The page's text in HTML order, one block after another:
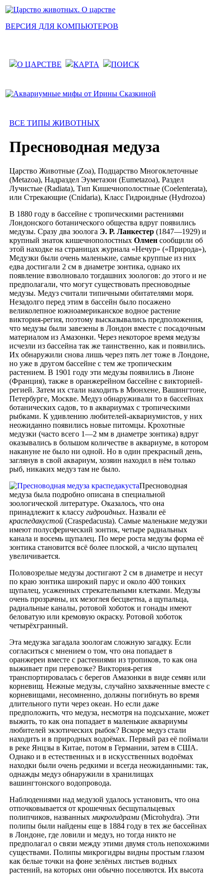
ВЕРСИЯ ДЛЯ КОМПЬЮТЕРОВ
О ЦАРСТВЕ КАРТА ПОИСК
ВСЕ ТИПЫ ЖИВОТНЫХ
Пресноводная медуза
Царство Животные (Zoa), Подцарство Многоклеточные
(Metazoa), Надраздел Эуметазои (Eumetazoa), Раздел
Лучистые (Radiata), Тип Кишечнополостные (Coelenterata),
или Стрекающие (Cnidaria), Класс Гидроидные (Hydrozoa)
В 1880 году в бассейне с тропическими растениями
Лондонского ботанического общества вдруг появились
медузы. Сразу два зоолога Э. Р. Ланкестер (1847—1929) и
крупный знаток кишечнополостных Олмен сообщили об
этой находке на страницах журнала «Нечур» («Природа»),
Медузки были очень маленькие, самые круппые из них
едва достигали 2 см в диаметре зонтика, однако их
появление взволновало тогдашних зоологов: до этого и не
предполагали, что могут существовать пресноводные
медузы. Медуз считали типичными обитателями моря.
Незадолго перед этим в бассейн было посажено
великолепное южноамериканское водное растение
виктория-регия, поэтому высказывались предположения,
что медузы были завезены в Лондон вместе с посадочным
материалом из Амазонки. Через некоторое время медузы
исчезли из бассейна так же таинственно, как и появились.
Их обнаружили снова лишь через пять лет тоже в Лондоне,
но уже в другом бассейне с тем же тропическим
растением. В 1901 году эти медузы появились в Лионе
(Франция), также в оранжерейном бассейне с викторией-
регией. Затем их стали находить в Мюнхене, Вашингтоне,
Петербурге, Москве. Медуз обнаруживали то в бассейнах
ботанических садов, то в аквариумах с тропическими
рыбками. К удивлению любителей-аквариумистов, у них
неожиданно появились новые питомцы. Крохотные
медузки (часто всего 1—2 мм в диаметре зонтика) вдруг
оказывались в большом количестве в аквариуме, в котором
накануне не было ни одной. Но в один прекрасный день,
заглянув в свой аквариум, хозяин находил в нём только
рыб, никаких медуз там не было.
Пресноводная
медуза была подробно описана в специальной
зоологической литературе. Оказалось, что она
принадлежит к классу гидроидных. Назвали её
краспедакустой (Craspedacusta). Самые маленькие медузки
имеют полусферический зонтик, четыре радиальных
канала и восемь щупалец. По мере роста медузы форма её
зонтика становится всё более плоской, а число щупалец
увеличивается.
Половозрелые медузы достигают 2 см в диаметре и несут
по краю зонтика широкий парус и около 400 тонких
щупалец, усаженных стрекательными клетками. Медузы
очень прозрачны, их мезоглея бесцветна, а щупальца,
радиальные каналы, ротовой хоботок и гонады имеют
беловатую или кремовую окраску. Ротовой хоботок
четырёхгранный.
Эта медузка загадала зоологам сложную загадку. Если
согласиться с мнением о том, что она попадает в
оранжереи вместе с растениями из тропиков, то как она
выживает при перевозке? Виктория-регия
транспортировалась с берегов Амазонки в виде семян или
корневищ. Нежные медузы, случайно захваченные вместе с
корневищами, несомненно, должны погибнуть во время
длительного пути через океан. Нo если даже
предположить, что медуза, несмотря на подсыхание, может
выжить, то как она попадает в маленькие аквариумы
любителей экзотических рыбок? Вскоре медуз стали
находить и в природных водоёмах. Первый раз её поймали
в реке Янцзы в Китае, потом в Германии, затем в США.
Однако и в естественных и в искусственных водоёмах
находки были очень редкими и всегда неожиданными: так,
однажды медуз обнаружили в хранилищах
вашингтонского водопровода.
Наблюдениями над медузой удалось установить, что она
отпочковывается от крошечных бесщупальцевых
полипчиков, названных микрогидрами (Microhydra). Эти
полипы были найдены еще в 1884 году в тех же бассейнах
в Лондоне, где ловили и медуз, но тогда никто не
предполагал о связи между этими двумя столь непохожими
существами. Полипы микрогидры видны простым глазом
как белые точки на фоне зелёных листьев водных
растений, на которых они обычно поселяются. Их высота